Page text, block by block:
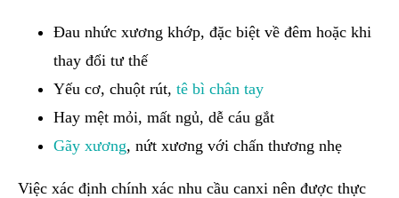
Đau nhức xương khớp, đặc biệt về đêm hoặc khi
thay đổi tư thế
Yếu cơ, chuột rút, tê bì chân tay
Hay mệt mỏi, mất ngủ, dễ cáu gắt
Gãy xương, nứt xương với chấn thương nhẹ
Việc xác định chính xác nhu cầu canxi nên được thực